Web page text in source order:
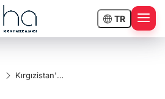
TR
Kırgızistan'da